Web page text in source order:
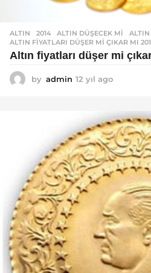
ALTIN 2014 ,ALTIN DÜŞECEK MI ,ALTIN
ALTIN FIYATLARI DÜŞER MI ÇIKAR MI
Altın fiyatları düşer mi
by admin 12 yıl ago
ı
l
a
g
o